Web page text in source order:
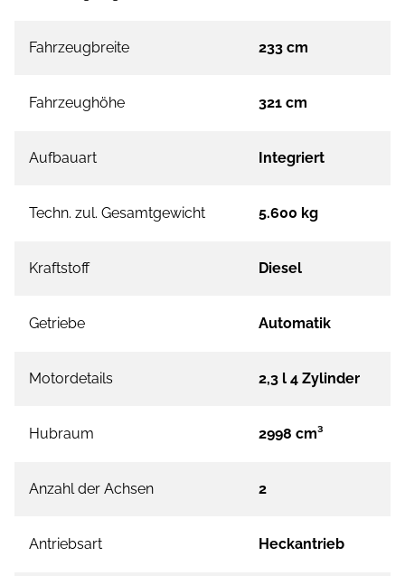
Fahrzeugbreite 233 cm
Fahrzeughöhe 321 cm
Aufbauart Integriert
Techn. zul. Gesamtgewicht 5.600 kg
Kraftstoff Diesel
Getriebe Automatik
Motordetails 2,3 l 4 Zylinder
Hubraum 2998 cm³
Anzahl der Achsen 2
Antriebsart Heckantrieb